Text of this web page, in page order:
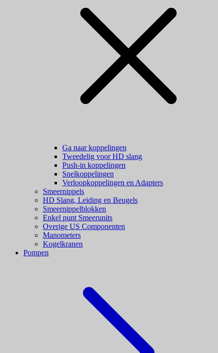
Ga naar koppelingen
Tweedelig voor HD slang
Push-in koppelingen
Snelkoppelingen
Verloopkoppelingen en Adapters
Smeernippels
HD Slang, Leiding en Beugels
Smeernippelblokken
Enkel punt Smeerunits
Overige US Componenten
Manometers
Kogelkranen
Pompen